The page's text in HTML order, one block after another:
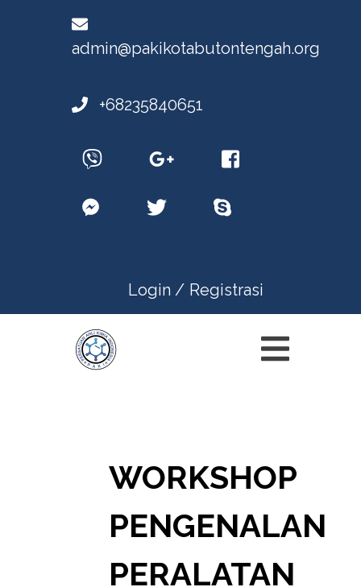
admin@pakikotabutontengah.org
+68235840651
Login / Registrasi
WORKSHOP
PENGENALAN
PERALATAN